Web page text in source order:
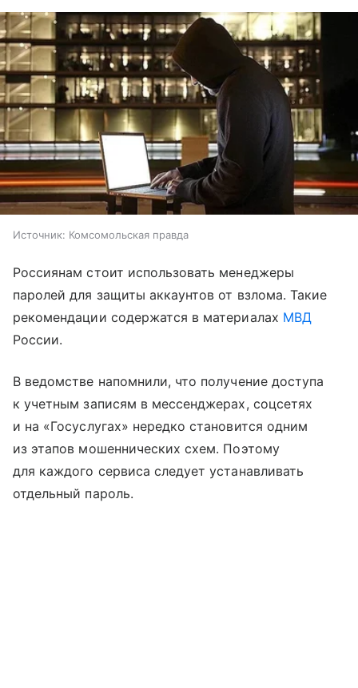
Источник: Комсомольская правда
Россиянам стоит использовать менеджеры
паролей для защиты аккаунтов от взлома. Такие
рекомендации содержатся в материалах МВД
России.
В ведомстве напомнили, что получение доступа
к учетным записям в мессенджерах, соцсетях
и на «Госуслугах» нередко становится одним
из этапов мошеннических схем. Поэтому
для каждого сервиса следует устанавливать
отдельный пароль.